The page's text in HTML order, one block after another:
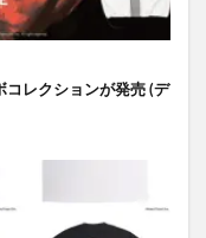
コレクションが発売 (デ